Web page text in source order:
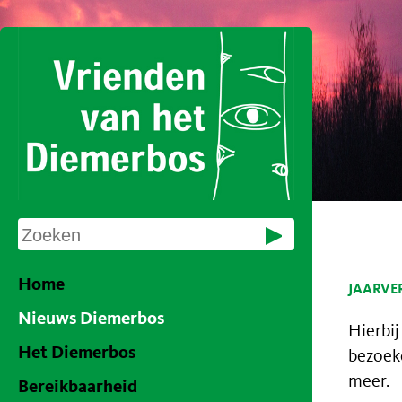
Home
Nieuws Diemerbos
Het Diemerbos
Bereikbaarheid
Hierbij
meer.